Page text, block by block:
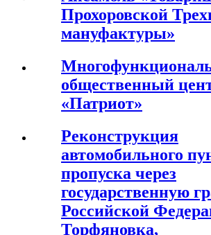
Прохоровской
мануфактуры»
общественный
«Патриот»
Реконструкция
автомобильного
пропуска через
государственную
Российской
Торфяновка,